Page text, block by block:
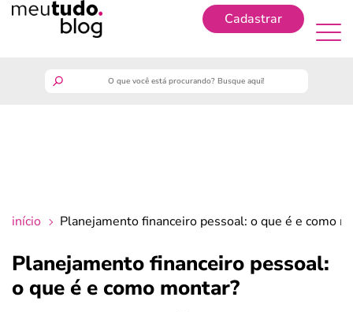
Cadastrar
crédito fácil
início Planejamento financeiro pessoal: o que é e como
Planejamento financeiro pessoal:
o que é e como montar?